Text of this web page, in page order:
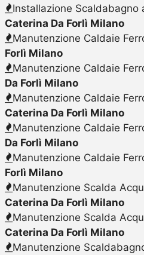
Installazione Scaldabagno
Caterina Da Forlì Milano
Manutenzione Caldaie
Forlì Milano
Manutenzione Caldaie
Da Forlì Milano
Manutenzione Caldaie
Caterina Da Forlì Milano
Manutenzione Caldaie
Da Forlì Milano
Manutenzione Caldaie
Forlì Milano
Manutenzione Scalda
Caterina Da Forlì Milano
Manutenzione Scalda
Caterina Da Forlì Milano
Manutenzione